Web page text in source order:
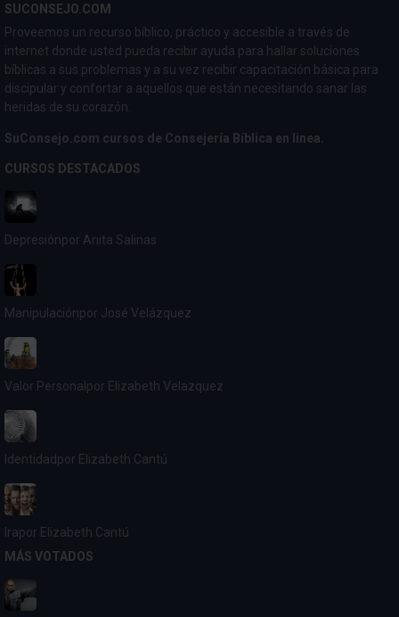
SUCONSEJO.COM
Proveemos un recurso bíblico, práctico y accesible a través de
internet donde usted pueda recibir ayuda para hallar soluciones
bíblicas a sus problemas y a su vez recibir capacitación básica para
discipular y confortar a aquellos que están necesitando sanar las
heridas de su corazón.
SuConsejo.com cursos de Consejería Bíblica en linea.
CURSOS DESTACADOS
Depresiónpor Anita Salinas
Manipulaciónpor José Velázquez
Valor Personal por Elizabeth Velazquez
Identidad por Elizabeth Cantú
Irapor Elizabeth Cantú
MÁS VOTADOS